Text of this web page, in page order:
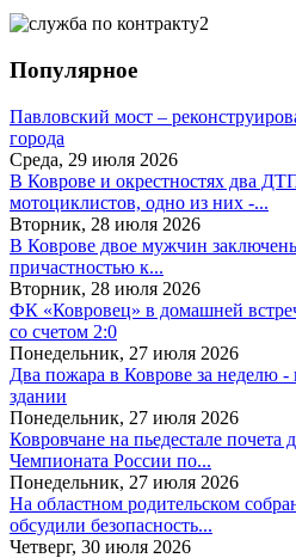
Популярное
Павловский мост –
города
Среда, 29 июля 2026
В Коврове и окрестностях два
мотоциклистов, одно из них -...
Вторник, 28 июля 2026
В Коврове двое мужчин
причастностью к...
Вторник, 28 июля 2026
ФК «Ковровец» в домашней
со счетом 2:0
Понедельник, 27 июля 2026
Два пожара в Коврове за неделю
здании
Понедельник, 27 июля 2026
Ковровчане на пьедестале почета
Чемпионата России по...
Понедельник, 27 июля 2026
На областном родительском
обсудили безопасность...
Четверг, 30 июля 2026